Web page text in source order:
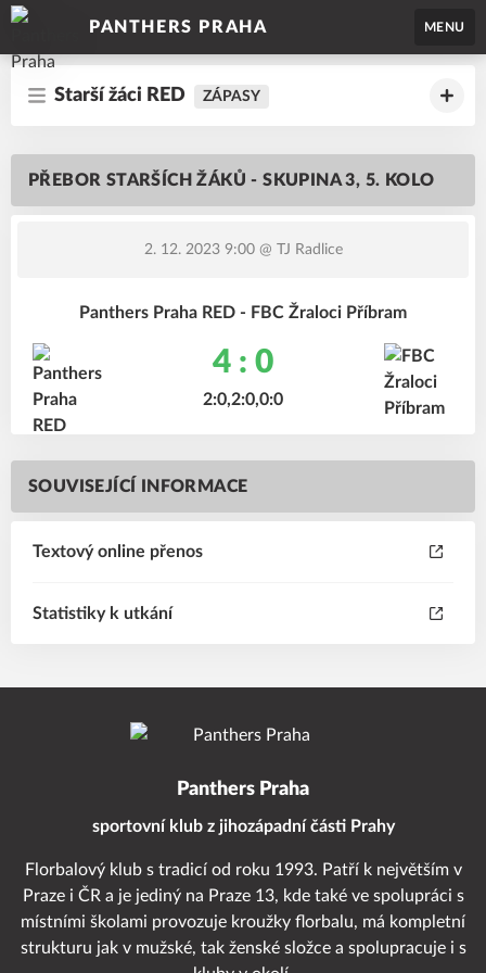
PANTHERS PRAHA MENU
Starší žáci RED ZÁPASY
PŘEBOR STARŠÍCH ŽÁKŮ - SKUPINA 3, 5. KOLO
2. 12. 2023 9:00@ TJ Radlice
Panthers Praha RED - FBC Žraloci Příbram
4 : 0
2:0,2:0,0:0
SOUVISEJÍCÍ INFORMACE
Textový online přenos
Statistiky k utkání
Panthers Praha
sportovní klub z jihozápadní části Prahy
Florbalový klub s tradicí od roku 1993. Patří k největším v
Praze i ČR a je jediný na Praze 13, kde také ve spolupráci s
místními školami provozuje kroužky florbalu, má kompletní
strukturu jak v mužské, tak ženské složce a spolupracuje i s